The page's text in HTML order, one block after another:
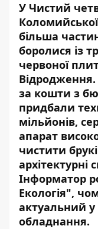
У Чистий
більша
боролися із
червоної
за кошти з
придбали
мільйонів,
апарат
чистити
архітектурні
Інформатор
Екологія",
актуальний у
обладнання.